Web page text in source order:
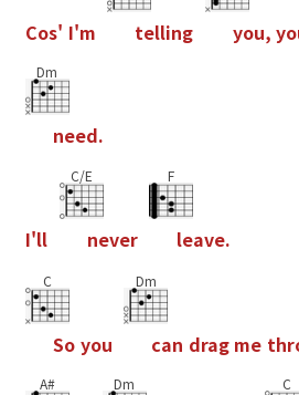
Cos' I'm telling you, yo
Dm
need.
I'll
C/E
never
F
leave.
C
So you
Dm
can drag me thr
A# Dm C